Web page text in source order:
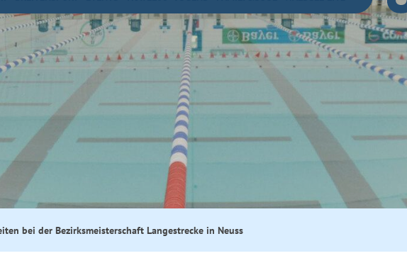
bei der Bezirksmeisterschaft Langestrecke in Neuss